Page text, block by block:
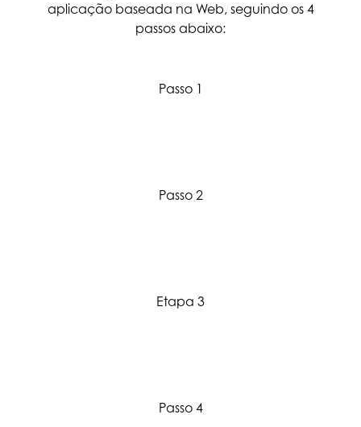
aplicação baseada na Web, seguindo os 4
passos abaixo:
Passo 1
Passo 2
Etapa 3
Passo 4